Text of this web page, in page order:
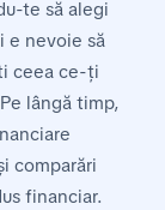
te să alegi
e nevoie să
ceea ce-ți
lângă timp,
comparări
financiar.